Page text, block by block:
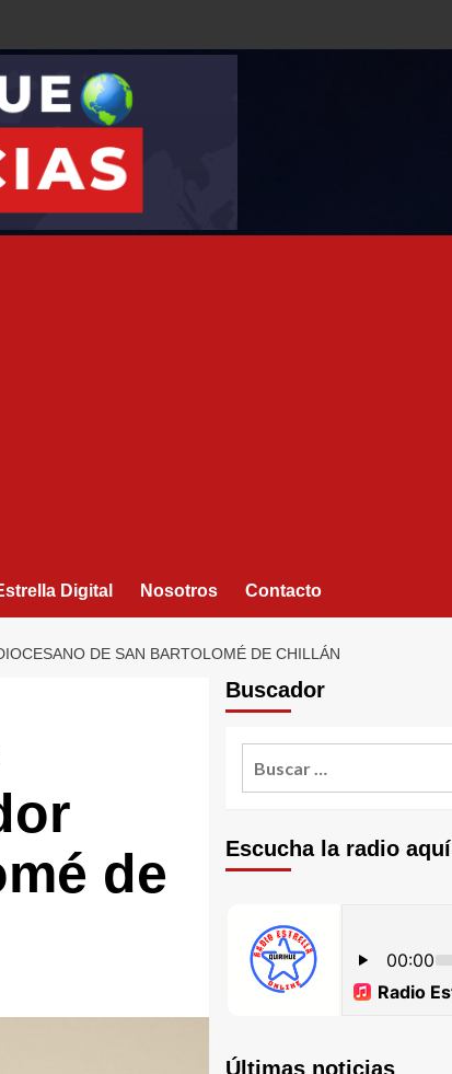
Digital Nosotros Contacto
DE SAN BARTOLOMÉ DE CHILLÁN
de
Buscador
Escucha la radio aquí
Últimas noticias